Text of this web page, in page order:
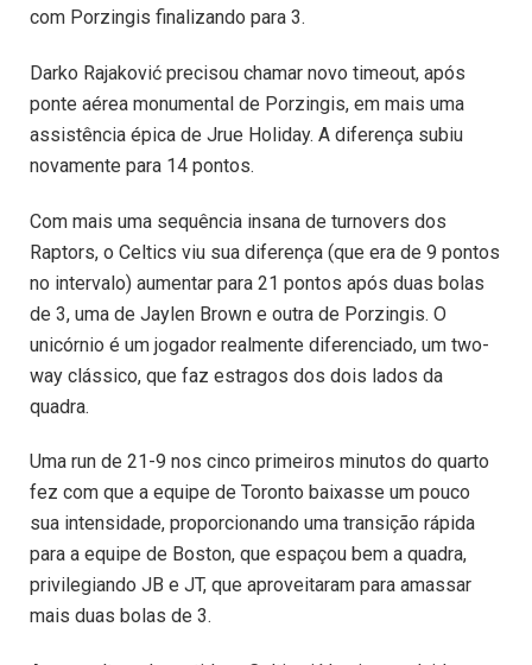
com Porzingis finalizando para 3.
Darko Rajaković precisou chamar novo timeout, após
ponte aérea monumental de Porzingis, em mais uma
assistência épica de Jrue Holiday. A diferença subiu
novamente para 14 pontos.
Com mais uma sequência insana de turnovers dos
Raptors, o Celtics viu sua diferença (que era de 9 pontos
no intervalo) aumentar para 21 pontos após duas bolas
de 3, uma de Jaylen Brown e outra de Porzingis. O
unicórnio é um jogador realmente diferenciado, um two-
way clássico, que faz estragos dos dois lados da
quadra.
Uma run de 21-9 nos cinco primeiros minutos do quarto
fez com que a equipe de Toronto baixasse um pouco
sua intensidade, proporcionando uma transição rápida
para a equipe de Boston, que espaçou bem a quadra,
privilegiando JB e JT, que aproveitaram para amassar
mais duas bolas de 3.